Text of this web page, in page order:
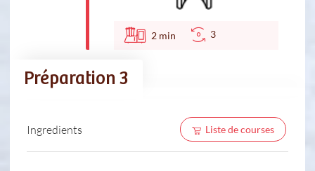
2 min 3
Préparation 3
Ingredients Liste de courses